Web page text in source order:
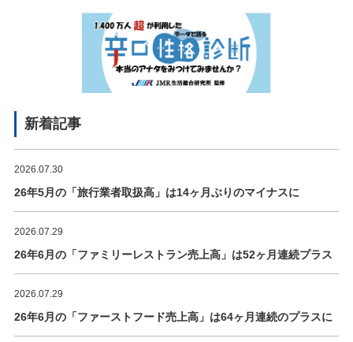
新着記事
2026.07.30
26年5月の「旅行業者取扱高」は14ヶ月ぶりのマイナスに
2026.07.29
26年6月の「ファミリーレストラン売上高」は52ヶ月連続プラス
2026.07.29
26年6月の「ファーストフード売上高」は64ヶ月連続のプラスに